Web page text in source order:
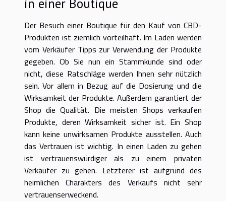
Der Besuch einer Boutique für den Kauf von CBD-
Produkten ist ziemlich vorteilhaft. Im Laden werden
vom Verkäufer Tipps zur Verwendung der Produkte
gegeben. Ob Sie nun ein Stammkunde sind oder
nicht, diese Ratschläge werden Ihnen sehr nützlich
sein. Vor allem in Bezug auf die Dosierung und die
Wirksamkeit der Produkte. Außerdem garantiert der
Shop die Qualität. Die meisten Shops verkaufen
Produkte, deren Wirksamkeit sicher ist. Ein Shop
kann keine unwirksamen Produkte ausstellen. Auch
das Vertrauen ist wichtig. In einen Laden zu gehen
ist vertrauenswürdiger als zu einem privaten
Verkäufer zu gehen. Letzterer ist aufgrund des
heimlichen Charakters des Verkaufs nicht sehr
vertrauenserweckend.